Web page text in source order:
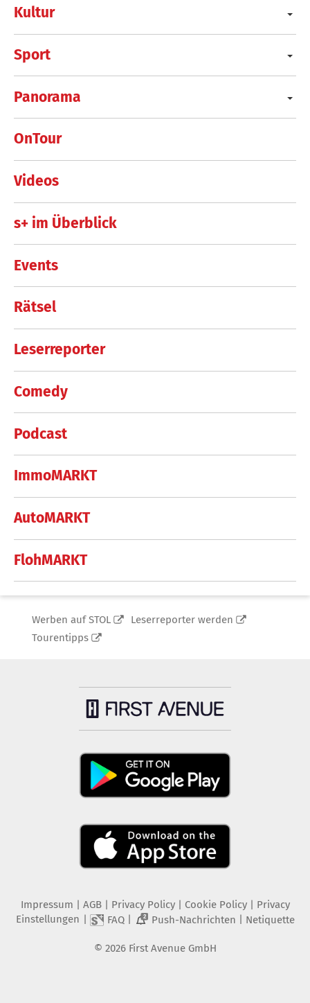
Kultur
Sport
Panorama
OnTour
Videos
s+ im Überblick
Events
Rätsel
Leserreporter
Comedy
Podcast
ImmoMARKT
AutoMARKT
FlohMARKT
Werben auf STOL
Leserreporter werden
Tourentipps
Impressum AGB Privacy Policy| Cookie Policy| Privacy
Einstellungen
FAQ| 2 Push-Nachrichten Netiquette
© 2026 First Avenue GmbH